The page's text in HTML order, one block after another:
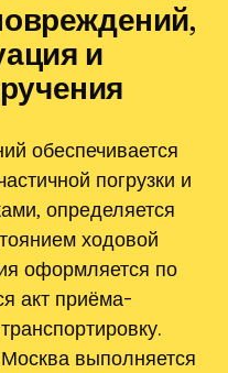
и
обеспечивается
погрузки и
определяется
ходовой
оформляется по
акт приёма-
выполняется